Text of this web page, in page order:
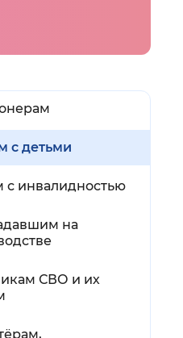
Закрыть
с детьми
инвалидностью
на
СВО и их